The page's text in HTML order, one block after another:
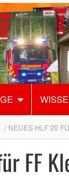
NEUES HLF 20
FF